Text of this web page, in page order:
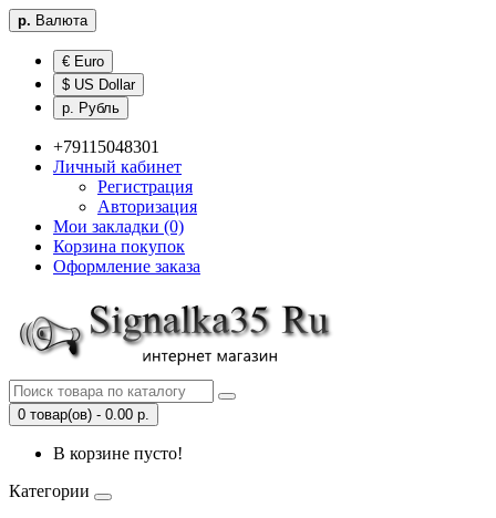
р. Валюта
€ Euro
$ US Dollar
р. Рубль
+79115048301
Личный кабинет
Регистрация
Авторизация
Мои закладки (0)
Корзина покупок
Оформление заказа
0 товар(ов) - 0.00 р.
В корзине пусто!
Категории